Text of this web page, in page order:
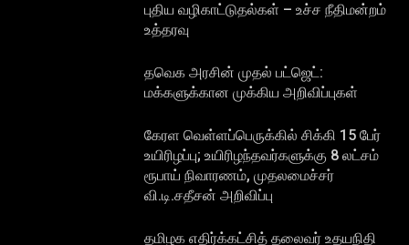
புதிய வழிகாட்டுதல்கள் – உச்ச நீதிமன்றம்
உத்தரவு
தவெக அரசின் முதல் பட்ஜெட்:
மக்களுக்கான முக்கிய அறிவிப்புகள்
கேரள வெள்ளப்பெருக்கில் சிக்கி 15 பேர்
உயிரிழப்பு; உயிரிழந்தவர்களுக்கு 8 லட்சம்
ரூபாய் நிவாரணம், முதலமைச்சர்
வி.டி.சதீசன் அறிவிப்பு
தமிழக எதிர்க்கட்சித் தலைவர் உதயநிதி